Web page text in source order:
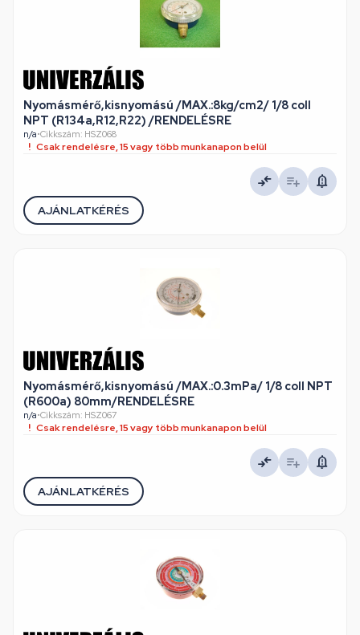
Nyomásmérő,kisnyomású /MAX.:8kg/cm2/ 1/8 coll
NPT (R134a,R12,R22) /RENDELÉSRE
n/a•Cikkszám: HSZ068
Csak rendelésre, 15 vagy több munkanapon belül
AJÁNLATKÉRÉS
Nyomásmérő,kisnyomású /MAX.:0.3mPa/ 1/8 coll NPT
(R600a) 80mm/RENDELÉSRE
n/a•Cikkszám: HSZ067
Csak rendelésre, 15 vagy több munkanapon belül
AJÁNLATKÉRÉS